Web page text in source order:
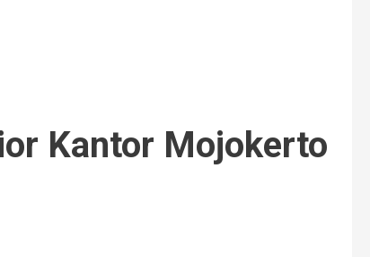
Kantor Mojokerto